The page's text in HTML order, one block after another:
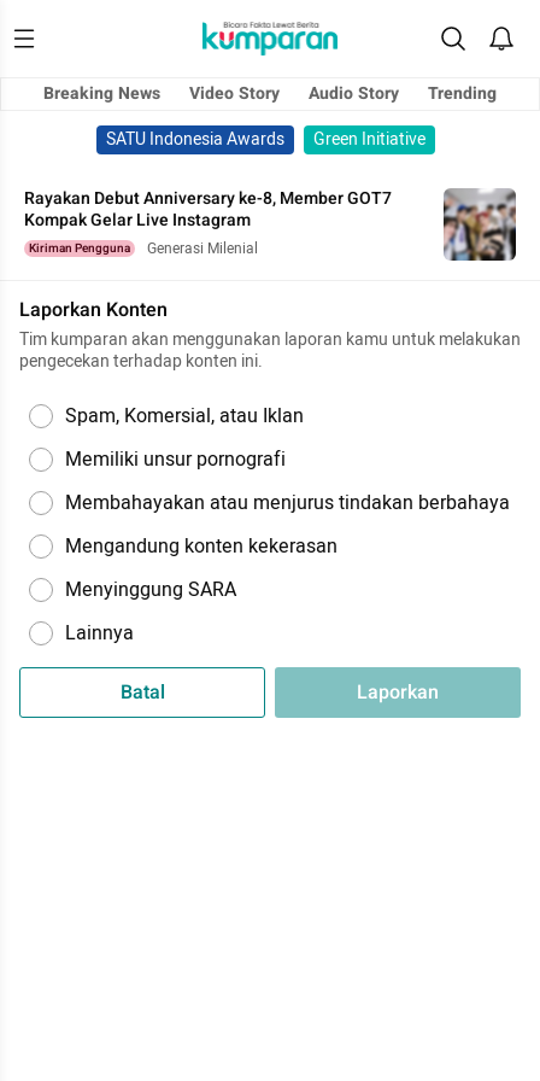
Breaking News Video Story Audio Story
Trending
SATU Indonesia Awards
Green Initiative
Rayakan Debut Anniversary ke-8, Member GOT7
Kompak Gelar Live Instagram
Kiriman Pengguna Generasi Milenial
Laporkan Konten
Tim kumparan akan menggunakan laporan kamu untuk melakukan
pengecekan terhadap konten ini.
Spam, Komersial, atau Iklan
Memiliki unsur pornografi
Membahayakan atau menjurus tindakan berbahaya
Mengandung konten kekerasan
Menyinggung SARA
Lainnya
Batal Laporkan